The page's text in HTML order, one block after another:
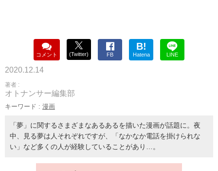
コメント (Twitter) FB
B!
Hatena LINE
2020.12.14
著者 :
オトナンサー編集部
キーワード : 漫画
「夢」に関するさまざまなあるあるを描いた漫画が話題に。夜
中、見る夢は人それぞれですが、「なかなか電話を掛けられな
い」など多くの人が経験していることがあり…。